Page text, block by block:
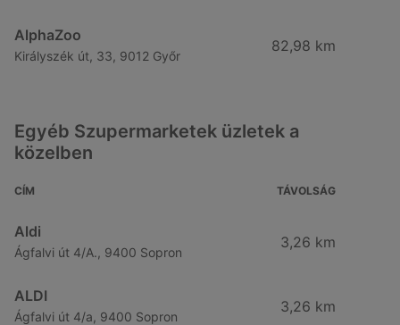
AlphaZoo
Királyszék út, 33, 9012 Győr
82,98 km
Egyéb Szupermarketek üzletek a
közelben
CÍM TÁVOLSÁG
Aldi
Ágfalvi út 4/A., 9400 Sopron
3,26 km
ALDI
Ágfalvi út 4/a, 9400 Sopron
3,26 km